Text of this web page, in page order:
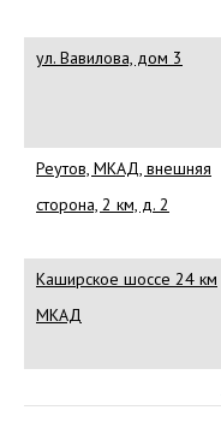
ул. Вавилова, дом 3
Реутов, МКАД, внешняя
сторона, 2 км, д. 2
Каширское шоссе 24 км
МКАД